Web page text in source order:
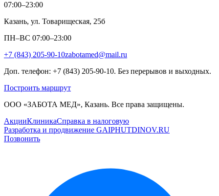
07:00–23:00
Казань, ул. Товарищеская, 25б
ПН–ВС 07:00–23:00
+7 (843) 205-90-10zabotamed@mail.ru
Доп. телефон: +7 (843) 205-90-10. Без перерывов и выходных.
Построить маршрут
ООО «ЗАБОТА МЕД», Казань. Все права защищены.
АкцииКлиникаСправка в налоговую
Разработка и продвижение GAIPHUTDINOV.RU
Позвонить